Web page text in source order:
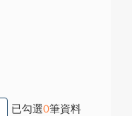
已勾選0筆資料